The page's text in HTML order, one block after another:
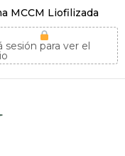
MCCM Liofilizada
sesión para ver el